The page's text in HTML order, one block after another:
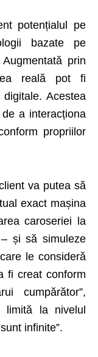
potențialul pe
bazate pe
prin
reală pot fi
Acestea
a interacționa
propriilor
va putea să
exact mașina
caroseriei la
și să simuleze
le consideră
fi creat conform
cumpărător”,
limită la nivelul
infinite”.